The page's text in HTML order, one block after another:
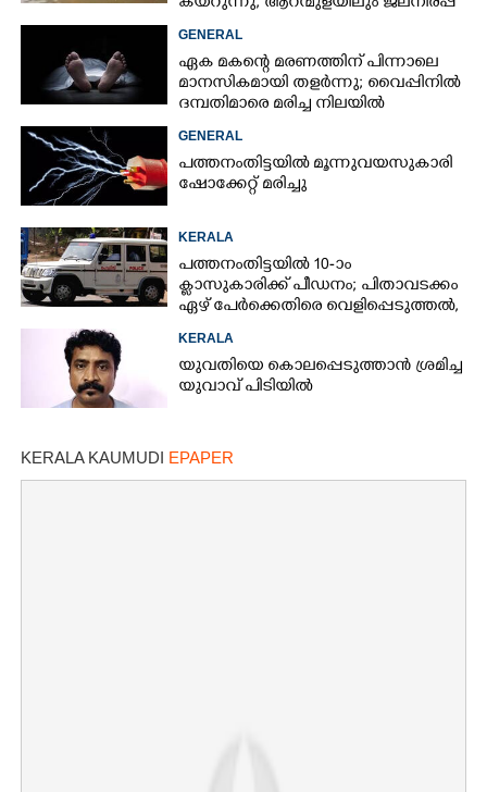
കയറുന്നു, ആറന്മുളയിലും ജലനിരപ്പ്
ഉയരുന്നു
GENERAL
ഏക മകന്റെ മരണത്തിന് പിന്നാലെ
മാനസികമായി തളർന്നു; വൈപ്പിനിൽ
ദമ്പതിമാരെ മരിച്ച നിലയിൽ
കണ്ടെത്തി
GENERAL
പത്തനംതിട്ടയിൽ മൂന്നുവയസുകാരി
ഷോക്കേറ്റ് മരിച്ചു
KERALA
പത്തനംതിട്ടയിൽ 10-ാം
ക്ലാസുകാരിക്ക് പീഡനം; പിതാവടക്കം
ഏഴ് പേർക്കെതിരെ വെളിപ്പെടുത്തൽ,
മൂന്നുപേർ അറസ്റ്റിൽ
KERALA
യുവതിയെ കൊലപ്പെടുത്താൻ ശ്രമിച്ച
യുവാവ് പിടിയിൽ
KERALA KAUMUDI EPAPER